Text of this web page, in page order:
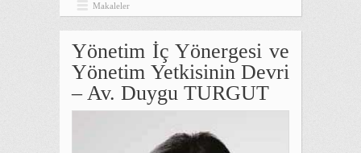
Makaleler
Yönetim İç Yönergesi ve
Yönetim Yetkisinin Devri
– Av. Duygu TURGUT